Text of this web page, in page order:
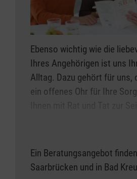
Ebenso wichtig wie die
Ihres Angehörigen ist uns
Alltag. Dazu gehört für uns,
ein offenes Ohr für Ihre
Wir sind berechtigt,
Außerdem bieten wir
Koordinierungsgespräche
Ein Beratungsangebot
Saarbrücken und in Bad